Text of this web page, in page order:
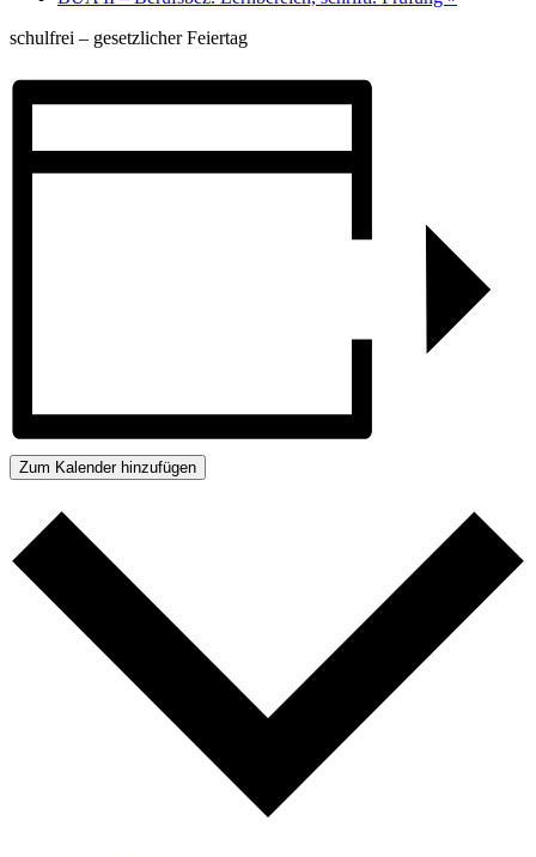
schulfrei – gesetzlicher Feiertag
Zum Kalender hinzufügen